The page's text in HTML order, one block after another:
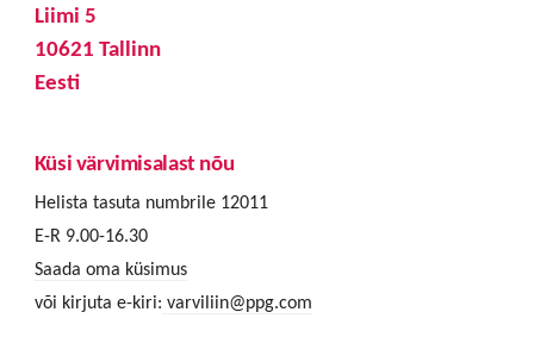
Liimi 5
10621 Tallinn
Eesti
Küsi värvimisalast nõu
Helista tasuta numbrile 12011
E-R 9.00-16.30
Saada oma küsimus
või kirjuta e-kiri: varviliin@ppg.com